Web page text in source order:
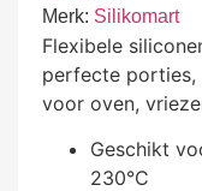
Merk: Silikomart
Flexibele
perfecte porties,
voor oven,
Geschikt
230°C